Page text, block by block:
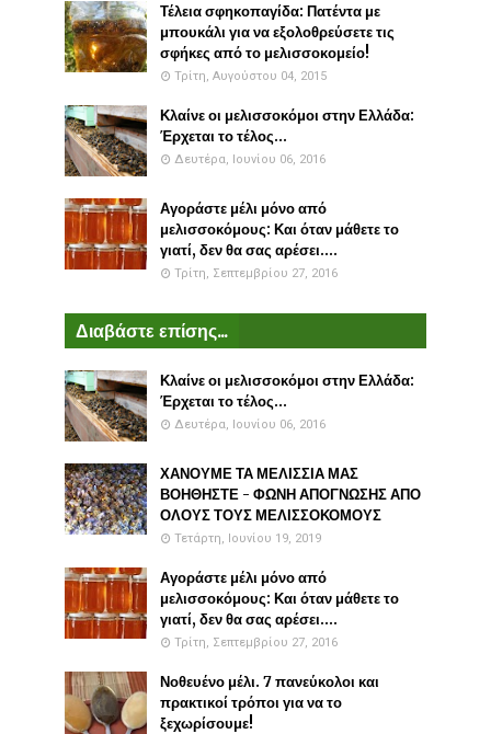
Τέλεια σφηκοπαγίδα: Πατέντα με
μπουκάλι για να εξολοθρεύσετε τις
σφήκες από το μελισσοκομείο!
Τρίτη, Αυγούστου 04, 2015
Κλαίνε οι μελισσοκόμοι στην Ελλάδα:
Έρχεται το τέλος...
Δευτέρα, Ιουνίου 06, 2016
Αγοράστε μέλι μόνο από
μελισσοκόμους: Και όταν μάθετε το
γιατί, δεν θα σας αρέσει....
Τρίτη, Σεπτεμβρίου 27, 2016
Διαβάστε επίσης...
Κλαίνε οι μελισσοκόμοι στην Ελλάδα:
Έρχεται το τέλος...
Δευτέρα, Ιουνίου 06, 2016
ΧΑΝΟΥΜΕ ΤΑ ΜΕΛΙΣΣΙΑ ΜΑΣ
ΒΟΗΘΗΣΤΕ - ΦΩΝΗ ΑΠΟΓΝΩΣΗΣ ΑΠΟ
ΟΛΟΥΣ ΤΟΥΣ ΜΕΛΙΣΣΟΚΟΜΟΥΣ
Τετάρτη, Ιουνίου 19, 2019
Αγοράστε μέλι μόνο από
μελισσοκόμους: Και όταν μάθετε το
γιατί, δεν θα σας αρέσει....
Τρίτη, Σεπτεμβρίου 27, 2016
Νοθευένο μέλι. 7 πανεύκολοι και
πρακτικοί τρόποι για να το
ξεχωρίσουμε!